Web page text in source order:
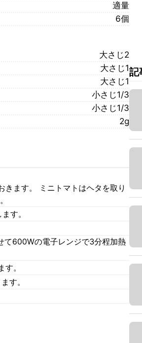
適量
6個
大さじ2
大さじ1
大さじ1
小さじ1/3
小さじ1/3
2g
ます。 ミニトマトはヘタを取り
す。
て600Wの電子レンジで3分程加熱
。
す。
記